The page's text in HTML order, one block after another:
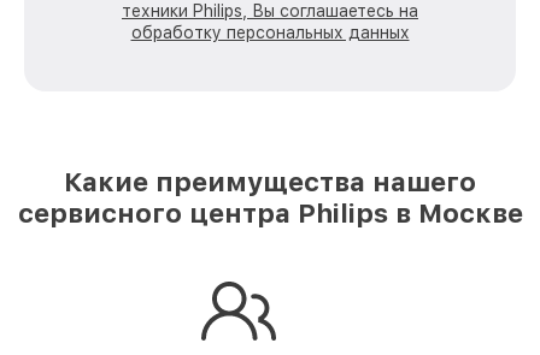
техники Philips, Вы соглашаетесь на
обработку персональных данных
Какие преимущества нашего
сервисного центра Philips в Москве